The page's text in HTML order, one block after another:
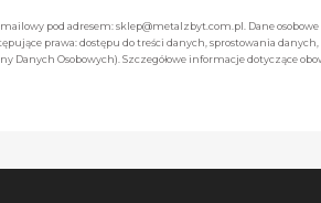
pod adresem: sklep@metalzbyt.com.pl. Dane
prawa: dostępu do treści danych, sprostowania
Osobowych). Szczegółowe informacje dotyczące